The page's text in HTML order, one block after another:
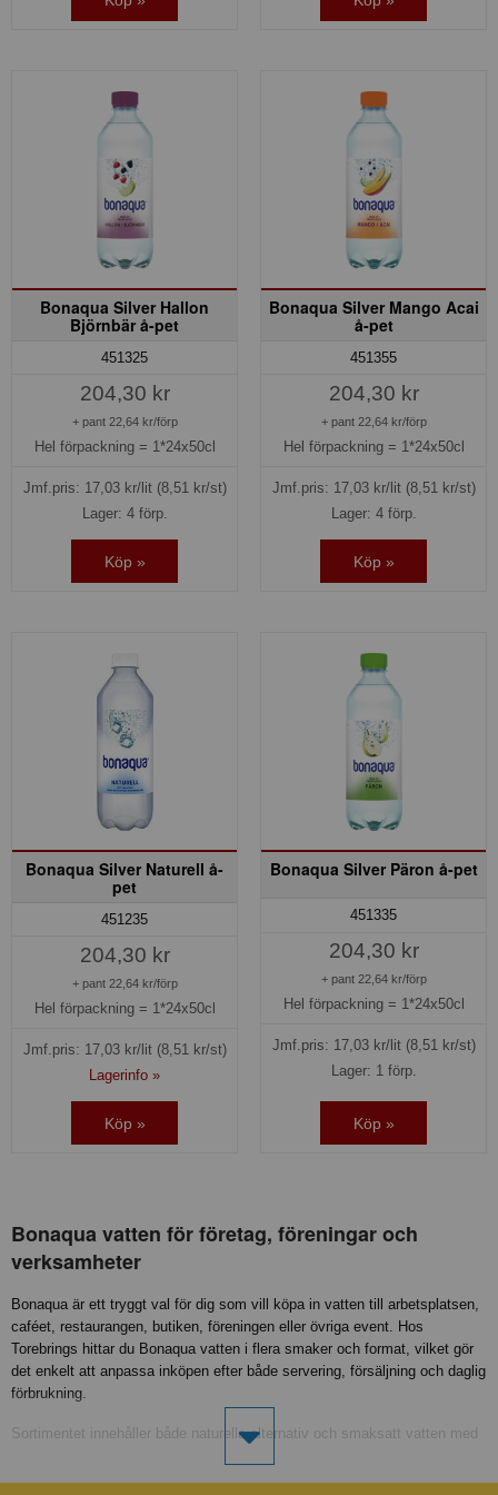
Bonaqua Silver Hallon
Björnbär å-pet
451325
204,30 kr
+ pant 22,64 kr/förp
Hel förpackning = 1*24x50cl
Jmf.pris: 17,03kr/lit (8,51 kr/st)
Lager: 4 förp.
Köp »
Bonaqua Silver Mango Acai
å-pet
451355
204,30 kr
+ pant 22,64 kr/förp
Hel förpackning = 1*24x50cl
Jmf.pris: 17,03kr/lit (8,51 kr/st)
Lager: 4 förp.
Köp »
Bonaqua Silver Naturell å-
pet
451235
204,30 kr
+ pant 22,64 kr/förp
Hel förpackning = 1*24x50cl
Jmf.pris: 17,03kr/lit (8,51 kr/st)
Lagerinfo »
Köp »
Bonaqua Silver Päron å-pet
451335
204,30 kr
+ pant 22,64 kr/förp
Hel förpackning = 1*24x50cl
Jmf.pris: 17,03kr/lit (8,51 kr/st)
Lager: 1 förp.
Köp »
Bonaqua vatten för företag, föreningar och
verksamheter
Bonaqua är ett tryggt val för dig som vill köpa in vatten till arbetsplatsen,
caféet, restaurangen, butiken, föreningen eller övriga event. Hos
Torebrings hittar du Bonaqua vatten i flera smaker och format, vilket gör
det enkelt att anpassa inköpen efter både servering, försäljning och daglig
förbrukning.
Sortimentet innehåller både naturella alternativ och smaksatt vatten med